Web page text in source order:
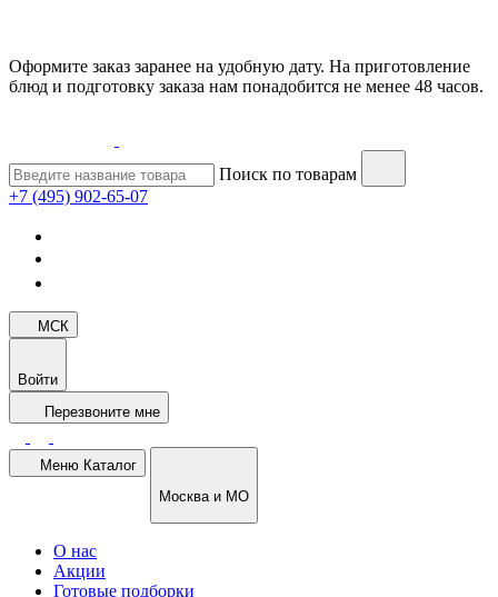
Оформите заказ заранее на удобную дату. На приготовление
блюд и подготовку заказа нам понадобится не менее 48 часов.
Поиск по товарам
+7 (495) 902-65-07
МСК
Войти
Перезвоните мне
Меню Каталог
Москва и МО
О нас
Акции
Готовые подборки